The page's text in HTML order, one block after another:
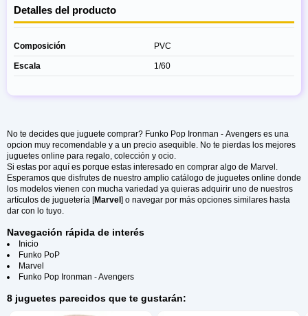
Detalles del producto
Composición PVC
Escala 1/60
No te decides que juguete comprar? Funko Pop Ironman - Avengers es una
opcion muy recomendable y a un precio asequible. No te pierdas los mejores
juguetes online para regalo, colección y ocio.
Si estas por aquí es porque estas interesado en comprar algo de Marvel.
Esperamos que disfrutes de nuestro amplio catálogo de juguetes online donde
los modelos vienen con mucha variedad ya quieras adquirir uno de nuestros
artículos de juguetería [Marvel ] o navegar por más opciones similares hasta
dar con lo tuyo.
Navegación rápida de interés
Inicio
Funko PoP
Marvel
Funko Pop Ironman - Avengers
8 juguetes parecidos que te gustarán: